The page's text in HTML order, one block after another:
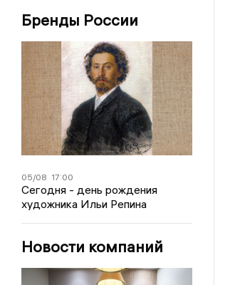
Бренды России
05/08 17:00
Сегодня - день рождения
художника Ильи Репина
Новости компаний